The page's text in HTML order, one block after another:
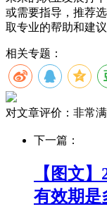
或需要指导，推荐
取专业的帮助和建议
相关专题：
对文章评价： 非常
下一篇：
【图文
有效期是